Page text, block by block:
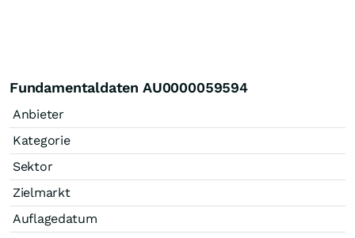
Fundamentaldaten AU0000059594
Anbieter
Kategorie
Sektor
Zielmarkt
Auflagedatum